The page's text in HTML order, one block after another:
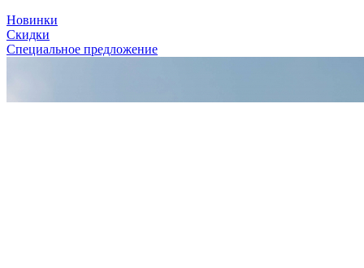
Новинки
Скидки
Специальное предложение